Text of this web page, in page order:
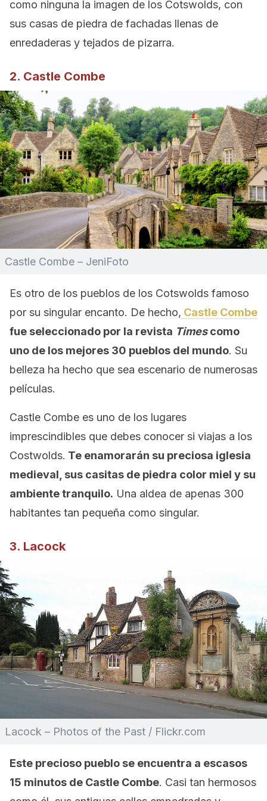
como ninguna la imagen de los Cotswolds, con
sus casas de piedra de fachadas llenas de
enredaderas y tejados de pizarra.
2. Castle Combe
Castle Combe – JeniFoto
Es otro de los pueblos de los Cotswolds famoso
por su singular encanto. De hecho, Castle Combe
fue seleccionado por la revista Timescomo
uno de los mejores 30 pueblos del mundo. Su
belleza ha hecho que sea escenario de numerosas
películas.
Castle Combe es uno de los lugares
imprescindibles que debes conocer si viajas a los
Costwolds. Te enamorarán su preciosa iglesia
medieval, sus casitas de piedra color miel y su
ambiente tranquilo. Una aldea de apenas 300
habitantes tan pequeña como singular.
3. Lacock
Lacock – Photos of the Past / Flickr.com
Este precioso pueblo se encuentra a escasos
15 minutos de Castle Combe. Casi tan hermosos